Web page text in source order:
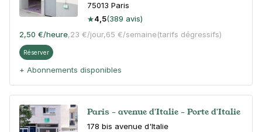
75013 Paris
4,5(389 avis)
2,50 €/heure,23 €/jour,65 €/semaine(tarifs dégressifs)
Réserver
+ Abonnements disponibles
Paris - avenue d'Italie - Porte d'Italie
178 bis avenue d'Italie